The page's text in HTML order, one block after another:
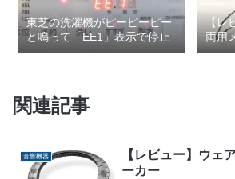
東芝の洗濯機がピーピーピー
と鳴って「EE1」表示で停止
【レ
両用
関連記事
音響機器
【レビュー】ウェ
ーカー